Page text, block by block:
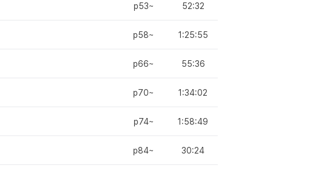
p53~ 52:32
p58~ 1:25:55
p66~ 55:36
p70~ 1:34:02
p74~ 1:58:49
p84~ 30:24